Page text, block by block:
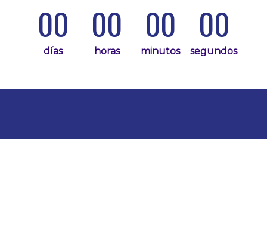
00
días
00
horas
00
minutos
00
segundos